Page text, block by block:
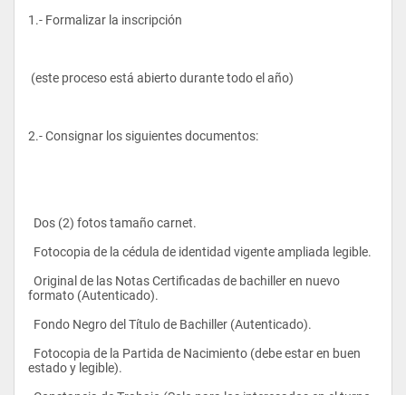
1.- Formalizar la inscripción
(este proceso está abierto durante todo el año)
2.- Consignar los siguientes documentos:
  Dos (2) fotos tamaño carnet.
  Fotocopia de la cédula de identidad vigente ampliada legible.
formato (Autenticado).
  Fondo Negro del Título de Bachiller (Autenticado).
estado y legible).